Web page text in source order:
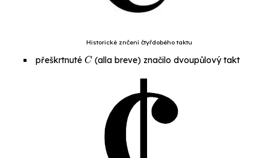
Historické znčení čtyřdobého taktu
přeškrtnuté
C
(alla breve) značilo dvoupůlový takt